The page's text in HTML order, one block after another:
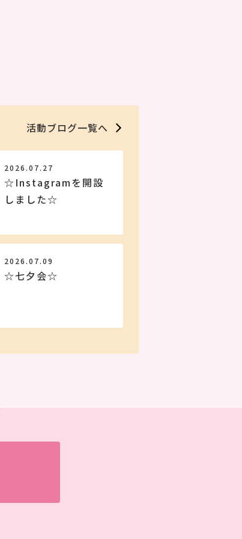
活動ブログ一覧へ
2026.07.27
☆Instagramを開設
しました☆
2026.07.09
☆七夕会☆